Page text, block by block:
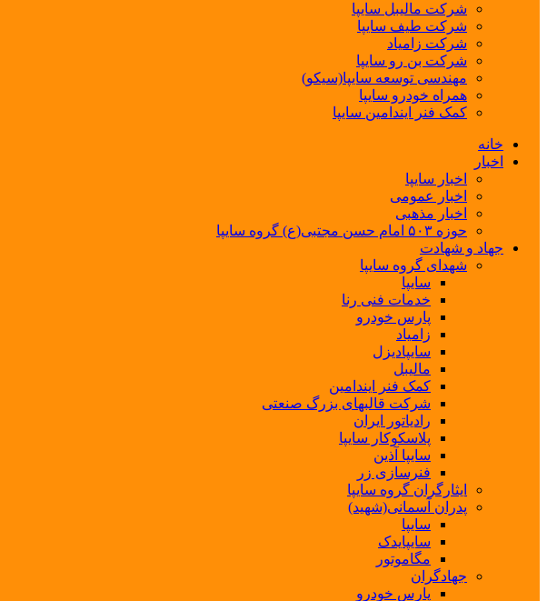
شرکت مالیبل سایپا
شرکت طیف سایپا
شرکت زامیاد
شرکت بن رو سایپا
مهندسی توسعه سایپا(سیکو)
همراه خودرو سایپا
کمک فنر ایندامین سایپا
خانه
اخبار
اخبار سایپا
اخبار عمومی
اخبار مذهبی
حوزه ۵۰۳ امام حسن مجتبی(ع) گروه سایپا
جهاد و شهادت
شهدای گروه سایپا
سایپا
خدمات فنی رنا
پارس خودرو
زامیاد
سایپادیزل
مالیبل
کمک فنر ایندامین
شرکت قالبهای بزرگ صنعتی
رادیاتور ایران
پلاسکوکار سایپا
سایپا آذین
فنرسازی زر
ایثارگران گروه سایپا
پدران آسمانی(شهید)
سایپا
سایپایدک
مگاموتور
جهادگران
پارس خودرو